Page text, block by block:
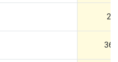
20
36